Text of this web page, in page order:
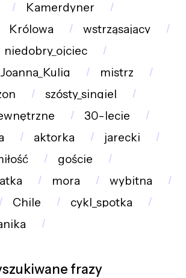
Kamerdyner
Królowa
wstrząsający
niedobry_ojciec
Joanna_Kulig
mistrz
szósty_singiel
30-lecie
aktorka
jarecki
goście
mora
wybitna
Chile
cykl_spotka
frazy